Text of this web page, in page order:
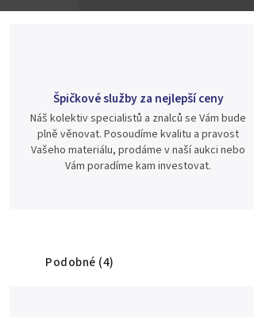
Špičkové služby za nejlepší ceny
Náš kolektiv specialistů a znalců se Vám bude
plně věnovat. Posoudíme kvalitu a pravost
Vašeho materiálu, prodáme v naší aukci nebo
Vám poradíme kam investovat.
Podobné (4)